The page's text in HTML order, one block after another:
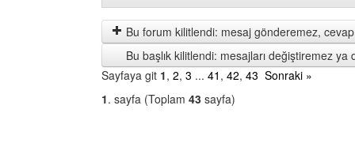
mesajları
göster
by
Bu forum kilitlendi: mesaj gönderemez,
Bu başlık kilitlendi: mesajları değiştiremez ya
Sayfaya git 1, 2, 3 ... 41 , 42, 43 Sonraki »
1. sayfa (Toplam 43 sayfa)